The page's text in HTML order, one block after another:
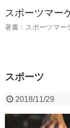
スポーツマー
著書：スポーツマー
スポーツ
2018/11/29